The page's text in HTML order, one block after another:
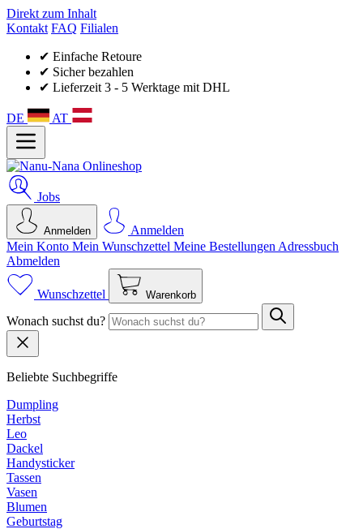
Direkt zum Inhalt
Kontakt FAQ Filialen
✔ Einfache Retoure
✔ Sicher bezahlen
✔ Lieferzeit 3 - 5 Werktage mit DHL
DE AT
Jobs
Anmelden
Anmelden
Mein Konto Mein Wunsch­zettel Meine Bestellungen Adressbuch
Abmelden
Wunschzettel Warenkorb
Wonach suchst du?
Beliebte Suchbegriffe
Dumpling
Herbst
Leo
Dackel
Handysticker
Tassen
Vasen
Blumen
Geburtstag